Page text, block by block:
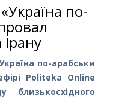
по-
по-арабськи
Politeka Online
близькосхідного